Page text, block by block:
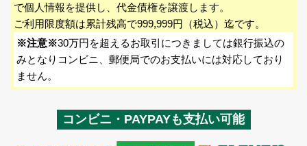
で個人情報を提供し、代金債権を譲渡します。
ご利用限度額は累計残高で999,999円（税込）迄です。
※注意※30万円を超えるお取引につきましては銀行振込の
みとなりコンビニ、郵便局でのお支払いには対応しており
ません。
コンビニ・PAYPAYも支払い可能